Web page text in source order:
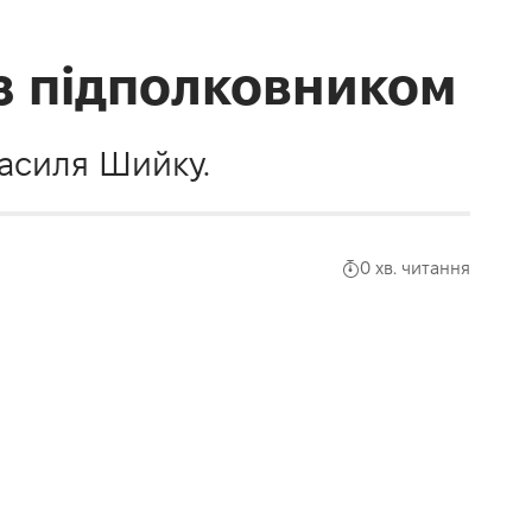
підполковником
Шийку.
0 хв. читання